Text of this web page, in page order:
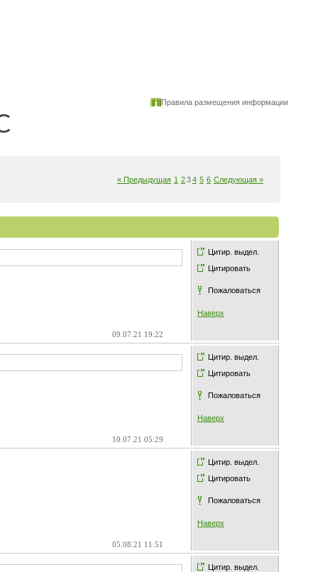
Правила размещения информации
« Предыдущая 1 234 5 6 Следующая »
Цитир. выдел.
Цитировать
Пожаловаться
Наверх
09.07.21 19:22
Цитир. выдел.
Цитировать
Пожаловаться
Наверх
10.07.21 05:29
Цитир. выдел.
Цитировать
Пожаловаться
Наверх
05.08.21 11:51
Цитир. выдел.